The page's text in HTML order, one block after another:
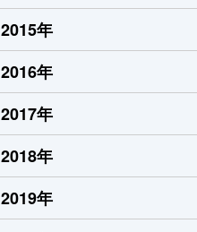
2015年
2016年
2017年
2018年
2019年